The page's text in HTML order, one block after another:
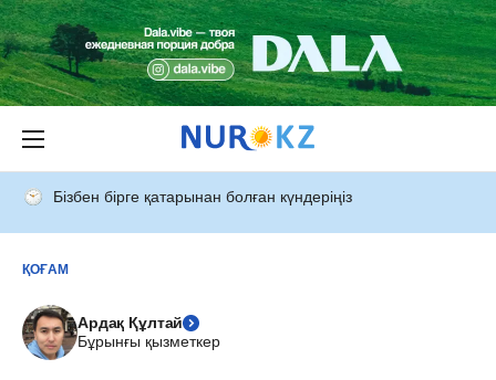
Бізбен бірге қатарынан болған күндеріңіз
ҚОҒАМ
Ардақ Құлтай
Бұрынғы қызметкер